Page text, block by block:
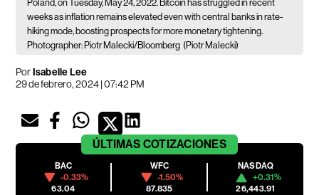
Poland, on Tuesday, May 24, 2022. Bitcoin has struggled in recent
weeks as inflation remains elevated even with central banks in rate-
hiking mode, boosting prospects for more monetary tightening.
Photographer: Piotr Malecki/Bloomberg (Piotr Malecki)
PorIsabelle Lee
29 de febrero, 2024 | 07:42 PM
ÚLTIMAS COTIZACIONES
BAC
-0.33%
63.04
WFC
-1.50%
87.835
NASDAQ
+0.31%
26,443.91